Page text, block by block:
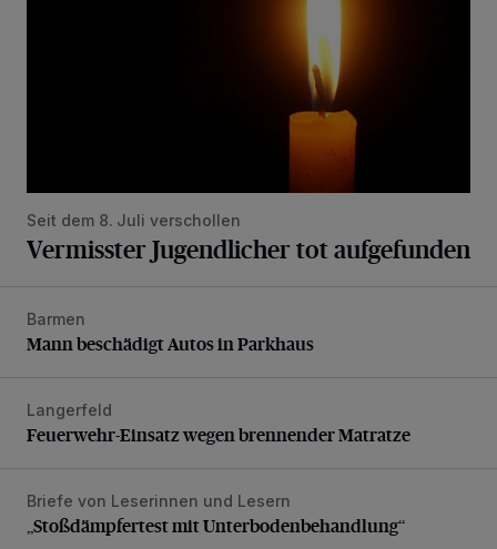
Seit dem 8. Juli verschollen
Vermisster Jugendlicher tot aufgefunden
Mann beschädigt Autos in Parkhaus
Barmen
Mann beschädigt Autos in Parkhaus
Feuerwehr-Einsatz wegen brennender Matratze
Langerfeld
Feuerwehr-Einsatz wegen brennender Matratze
„Stoßdämpfertest mit Unterbodenbehandlung“
Briefe von Leserinnen und Lesern
„Stoßdämpfertest mit Unterbodenbehandlung“